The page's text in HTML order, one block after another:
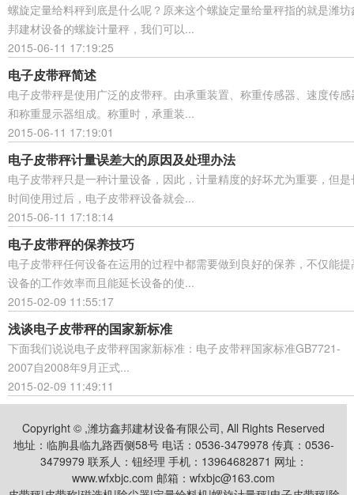
螺旋定量给料秤到底是什么呢？原来这个螺旋定量给量秤指的就是潍坊
邦建材设备的螺旋计量秤，我们可以...
2015-06-11 17:19:25
电子皮带秤简述
电子皮带秤是使用广泛的皮带秤。由承重装置、称重传感器、速度传感
和称重显示器组成。称重时，承重装...
2015-06-11 17:19:01
电子皮带秤计量误差大的原因及处理办法
电子皮带秤只是一种计量设备，因此，计量精度的好坏尤为重要，但是
时间使用过后，电子皮带秤设备就会...
2015-06-11 17:18:14
电子皮带秤的保养技巧
电子皮带秤任何设备在运用的过程中都需要做到良好的保养，不仅能提
设备的工作效率而且能延长设备的使...
2015-02-09 11:55:17
浅谈电子皮带秤的国家新标准
下面我们说说电子皮带秤国家新标准：电子皮带秤国家标准GB7721-
2007自2008年9月正式...
2015-02-09 11:49:11
Copyright © ,潍坊鑫邦建材设备有限公司, All Rights Reserved
地址：临朐县临九路西侧58号 电话：0536-3479978 传真：0536-
3479979 联系人：钮经理 手机：13964682871 网址：
www.wfxbjc.com 邮箱：wfxbjc@163.com